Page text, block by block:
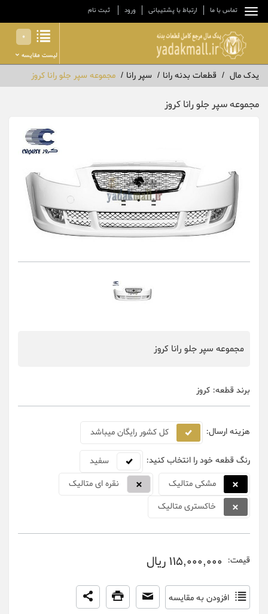
تماس با ما ارتباط با پشتیبانی ورود ثبت نام
0
لیست مقایسه
یدک مال قطعات بدنه رانا سپر رانا مجموعه سپر جلو رانا کروز
مجموعه سپر جلو رانا کروز
مجموعه سپر جلو رانا کروز
برند قطعه: کروز
هزینه ارسال: کل کشور رایگان میباشد
رنگ قطعه خود را انتخاب کنید:
سفید
مشکی متالیک
نقره ای متالیک
خاکستری متالیک
قیمت: 115,000,000 ریال
افزودن به مقایسه